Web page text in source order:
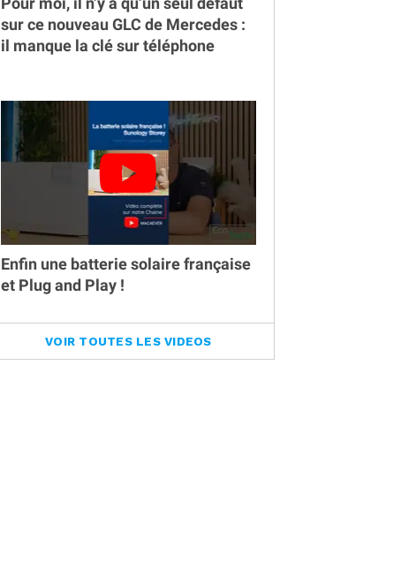
sur ce nouveau GLC de Mercedes :
il manque la clé sur téléphone
Enfin une batterie solaire française
et Plug and Play !
VOIR TOUTES LES VIDEOS